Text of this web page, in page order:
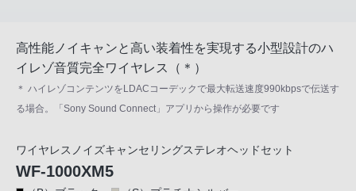
高性能ノイキャンと高い装着性を実現する小型設計のハ
イレゾ音質完全ワイヤレス（＊）
＊ ハイレゾコンテンツをLDACコーデックで最大転送速度990kbpsで伝送す
る場合。「Sony Sound Connect」アプリから操作が必要です
ワイヤレスノイズキャンセリングステレオヘッドセット
WF-1000XM5